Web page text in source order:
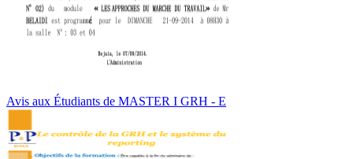
Avis aux Étudiants de MASTER I GRH - E